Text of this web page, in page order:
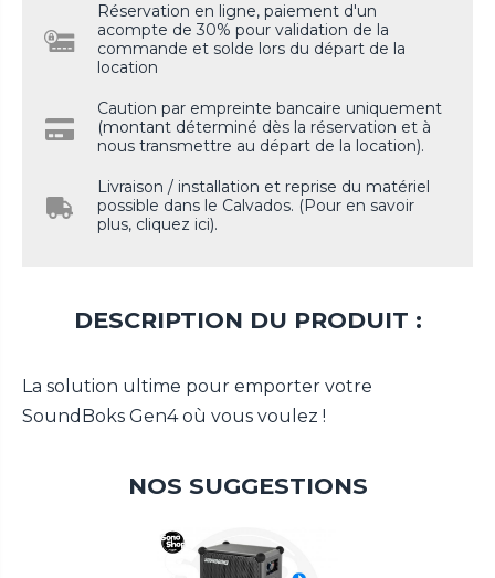
Réservation en ligne, paiement d'un
acompte de 30% pour validation de la
commande et solde lors du départ de la
location
Caution par empreinte bancaire uniquement
(montant déterminé dès la réservation et à
nous transmettre au départ de la location).
Livraison / installation et reprise du matériel
possible dans le Calvados. (Pour en savoir
plus, cliquez ici).
DESCRIPTION DU PRODUIT :
La solution ultime pour emporter votre
SoundBoks Gen4 où vous voulez !
NOS SUGGESTIONS